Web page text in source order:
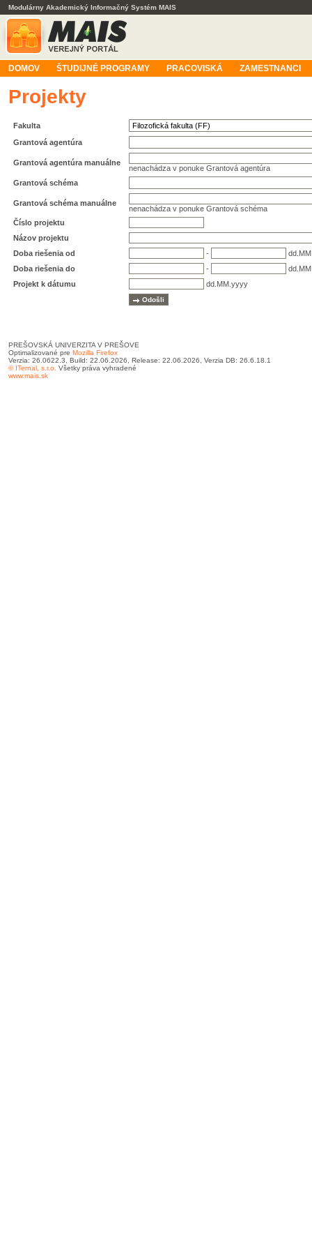
Modulárny Akademický Informačný Systém MAIS
DOMOV ŠTUDIJNÉ PROGRAMY PRACOVISKÁ ZAMESTNANCI
Projekty
Fakulta
Grantová agentúra
Grantová agentúra manuálne
nenachádza v ponuke Grantová agentúra
Grantová schéma
Grantová schéma manuálne
nenachádza v ponuke Grantová schéma
Číslo projektu
Názov projektu
Doba riešenia od
-
Doba riešenia do
-
Projekt k dátumu
dd.MM.yyyy
PREŠOVSKÁ UNIVERZITA V PREŠOVE
Optimalizované pre Mozilla Firefox
Verzia: 26.0622.3, Build: 22.06.2026, Release: 22.06.2026, Verzia DB: 26.6.18.1
© ITernal, s.r.o. Všetky práva vyhradené
www.mais.sk